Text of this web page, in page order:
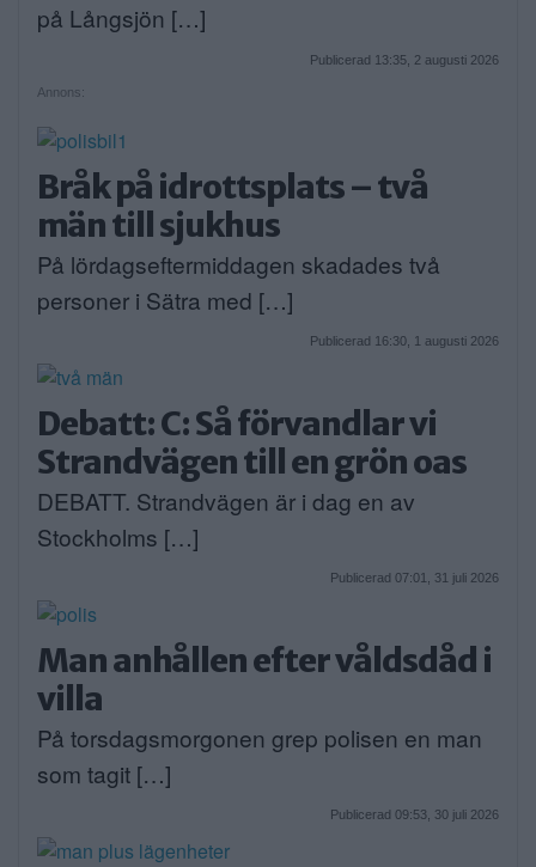
på Långsjön […]
Publicerad 13:35, 2 augusti 2026
Annons:
Bråk på idrottsplats – två
män till sjukhus
På lördagseftermiddagen skadades två
personer i Sätra med […]
Publicerad 16:30, 1 augusti 2026
Debatt: C: Så förvandlar vi
Strandvägen till en grön oas
DEBATT. Strandvägen är i dag en av
Stockholms […]
Publicerad 07:01, 31 juli 2026
Man anhållen efter våldsdåd i
villa
På torsdagsmorgonen grep polisen en man
som tagit […]
Publicerad 09:53, 30 juli 2026